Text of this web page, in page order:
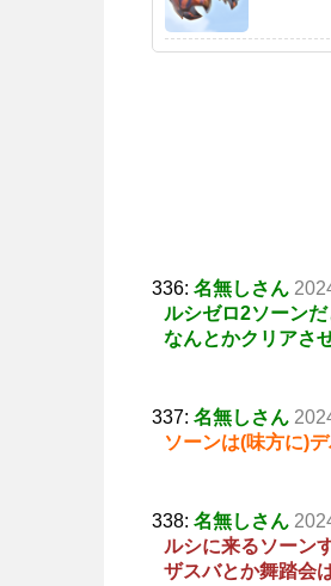
336: 名無しさん
ルシゼロ2ソーン
なんとかクリアさ
337: 名無しさん
ソーンは(味方に)
338: 名無しさん
ルシに来るソーン
ザスバとか舞踏会